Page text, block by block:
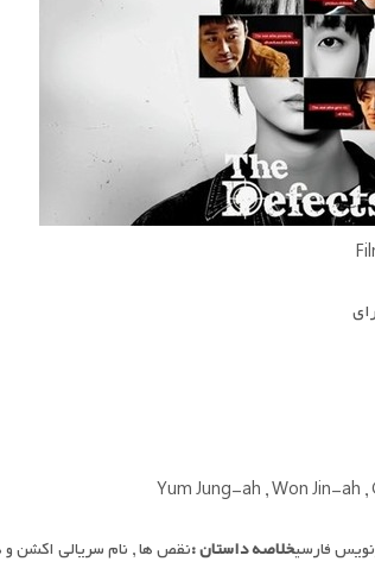
فارسیخلاصه داستان :